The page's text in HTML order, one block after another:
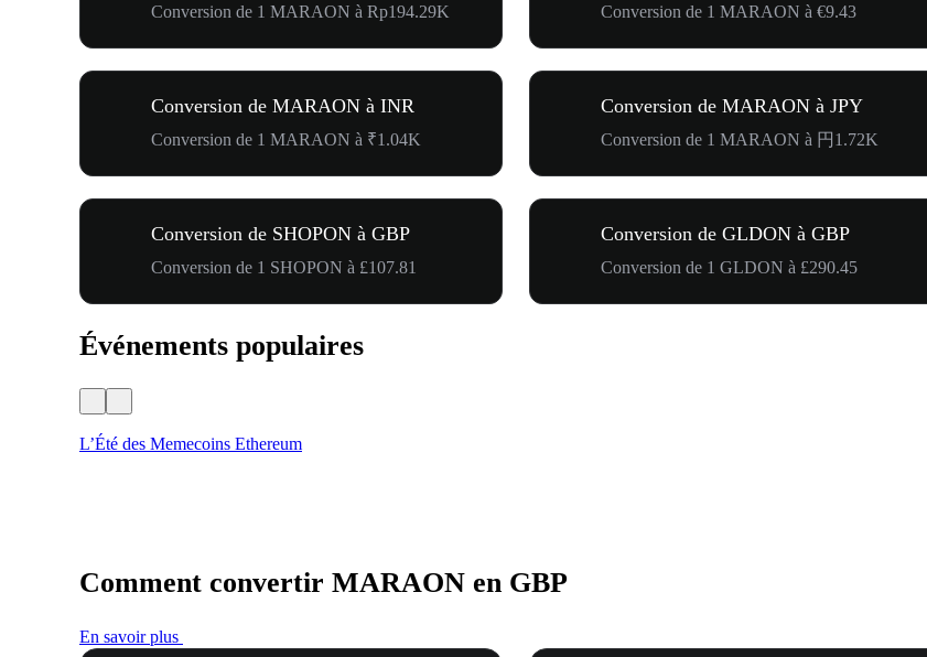
Conversion de 1 MARAON à Rp194.29K Conversion de 1 MARAON à €9.43
Conversion de MARAON à INR
Conversion de 1 MARAON à ₹1.04K
Conversion de MARAON à JPY
Conversion de 1 MARAON à 円1.72K
Conversion de SHOPON à GBP
Conversion de 1 SHOPON à £107.81
Conversion de GLDON à GBP
Conversion de 1 GLDON à £290.45
Événements populaires
L’Été des Memecoins Ethereum
Comment convertir MARAON en GBP
En savoir plus